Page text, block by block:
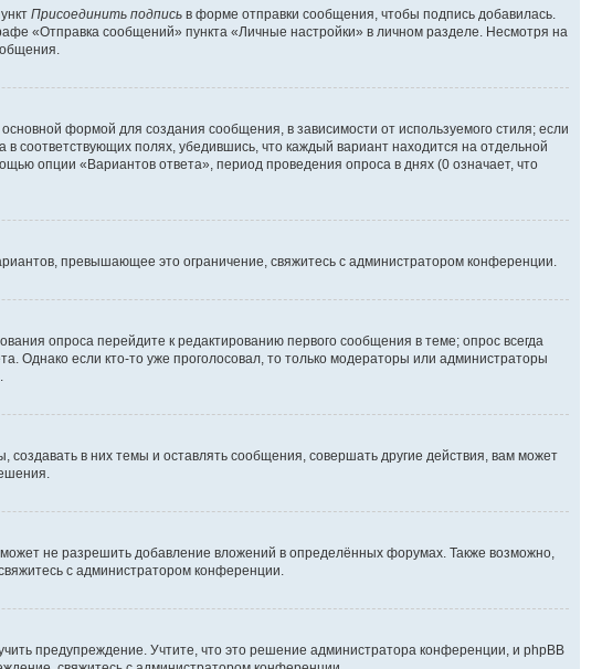
Присоединить подпись в форме отправки сообщения, чтобы подпись добавилась.
«Отправка сообщений» пункта «Личные настройки» в личном разделе. Несмотря на
формой для создания сообщения, в зависимости от используемого стиля; если
соответствующих полях, убедившись, что каждый вариант находится на отдельной
опции «Вариантов ответа», период проведения опроса в днях (0 означает, что
превышающее это ограничение, свяжитесь с администратором конференции.
опроса перейдите к редактированию первого сообщения в теме; опрос всегда
Однако если кто-то уже проголосовал, то только модераторы или администраторы
в них темы и оставлять сообщения, совершать другие действия, вам может
не разрешить добавление вложений в определённых форумах. Также возможно,
с администратором конференции.
предупреждение. Учтите, что это решение администратора конференции, и phpBB